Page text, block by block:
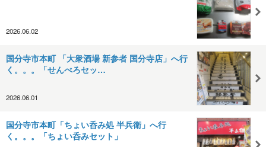
2026.06.02
国分寺市本町 「大衆酒場 新参者 国分寺店」へ行
く。。。「せんべろセッ…
2026.06.01
国分寺市本町「ちょい呑み処 半兵衛」へ行
く。。。「ちょい呑みセット」